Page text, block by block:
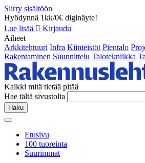
Siirry sisältöön
Hyödynnä 1kk/0€ diginäyte!
Lue lisää
Kirjaudu
Aiheet
Arkkitehtuuri Infra Kiinteistöt Pientalo
Rakentaminen Suunnittelu Talotekniikka
Kaikki mitä tietää pitää
Hae tältä sivustolta
Haku
Etusivu
100 tuoreinta
Suurimmat